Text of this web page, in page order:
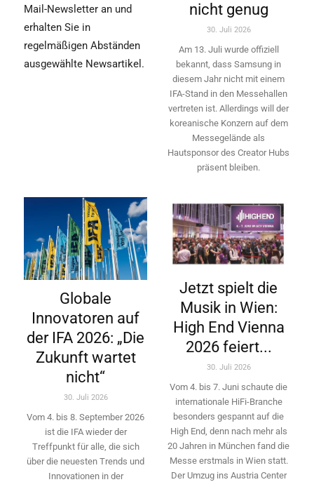
Mail-Newsletter an und
erhalten Sie in
regelmäßigen Abständen
ausgewählte Newsartikel.
nicht genug
30. Juli 2026
Am 13. Juli wurde offiziell
bekannt, dass Samsung in
diesem Jahr nicht mit einem
IFA-Stand in den Messehallen
vertreten ist. Allerdings will ­der
koreanische Konzern auf dem
Messegelände als
Hautsponsor des Creator Hubs
präsent bleiben.
Globale
Innovatoren auf
der IFA 2026: „Die
Zukunft wartet
nicht“
30. Juli 2026
Vom 4. bis 8. September 2026
ist die IFA wieder der
Treffpunkt für alle, die sich
über die neuesten Trends und
Innovationen in der
Jetzt spielt die
Musik in Wien:
High End Vienna
2026 feiert...
30. Juli 2026
Vom 4. bis 7. Juni schaute die
internationale HiFi-Branche
besonders gespannt auf die
High End, denn nach mehr als
20 Jahren in München fand die
Messe erstmals in Wien statt.
Der Umzug ins Austria Center